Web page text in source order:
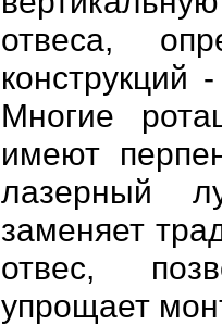
отвеса,
конструкций
Многие
имеют
лазерный
заменяет
отвес,
упрощает